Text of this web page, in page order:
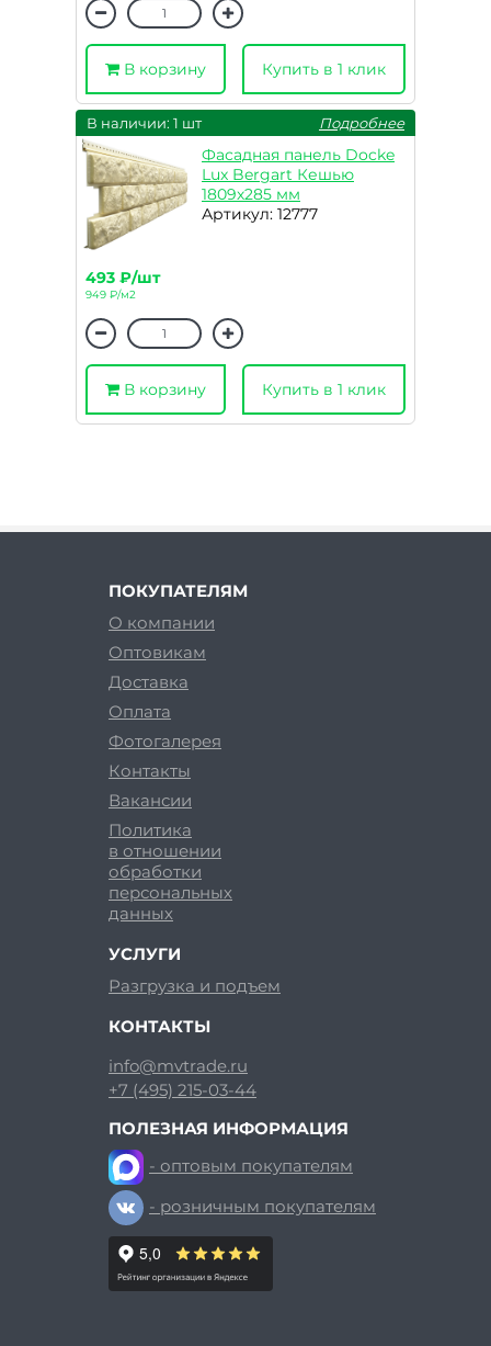
В корзину Купить в 1 клик
В наличии: 1 шт Подробнее
Фасадная панель Docke
Lux Bergart Кешью
1809х285 мм
Артикул: 12777
493 ₽/шт
949 ₽/м2
В корзину Купить в 1 клик
ПОКУПАТЕЛЯМ
О компании
Оптовикам
Доставка
Оплата
Фотогалерея
Контакты
Вакансии
Политика
в отношении
обработки
персональных
данных
УСЛУГИ
Разгрузка и подъем
КОНТАКТЫ
info@mvtrade.ru
+7 (495) 215-03-44
ПОЛЕЗНАЯ ИНФОРМАЦИЯ
- оптовым покупателям
- розничным покупателям